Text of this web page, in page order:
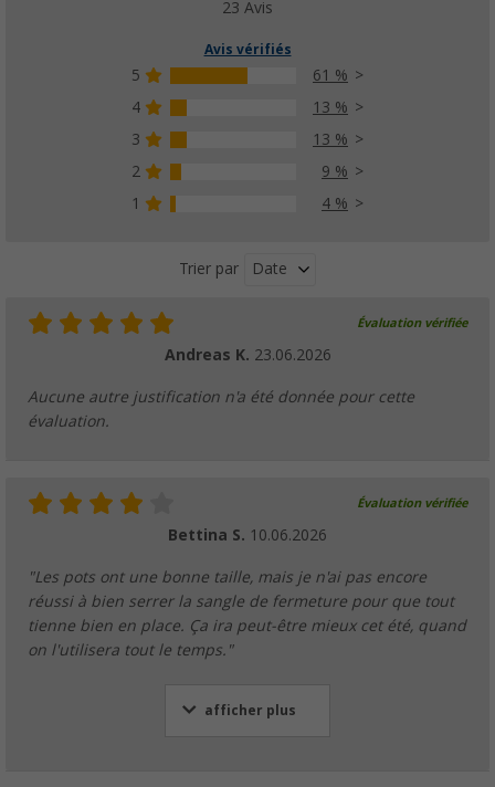
Écumoire Berger en silicone/plastique
(3)
2,99€PVC 5,99 €
Spatule Berger en silicone/plastique
2, €PVC 5,99 €
23 Avis
Avis vérifiés
5
61 %
4
13 %
3
13 %
2
9 %
1
4 %
Trier par Date
Évaluation vérifiée
Andreas K. 23.06.2026
Aucune autre justification n'a été donnée pour cette
évaluation.
Évaluation vérifiée
Bettina S. 10.06.2026
"Les pots ont une bonne taille, mais je n'ai pas encore
réussi à bien serrer la sangle de fermeture pour que tout
tienne bien en place. Ça ira peut-être mieux cet été, quand
on l'utilisera tout le temps."
afficher plus